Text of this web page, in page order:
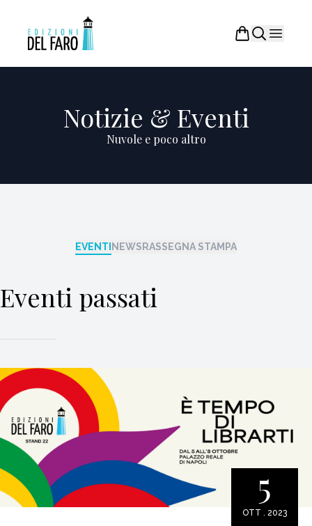
Notizie & Eventi
Nuvole e poco altro
EVENTI NEWS RASSEGNA STAMPA
Eventi passati
5
OTT . 2023